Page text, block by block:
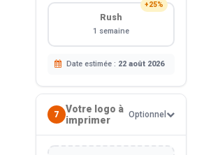
+25%
Rush
1 semaine
Date estimée : 22 août 2026
7
Votre logo à
imprimer
Optionnel